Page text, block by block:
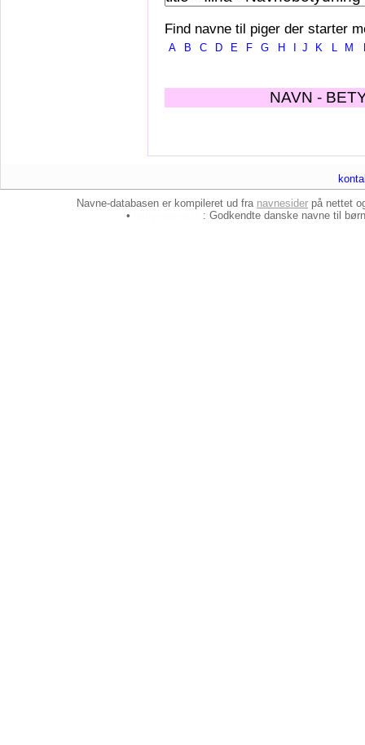
Find navne til piger der starter
A B C D E F G H J K L M
NAVN -
Navne-databasen er kompileret ud fra navnesider på nettet
•
: Godkendte danske navne til børn